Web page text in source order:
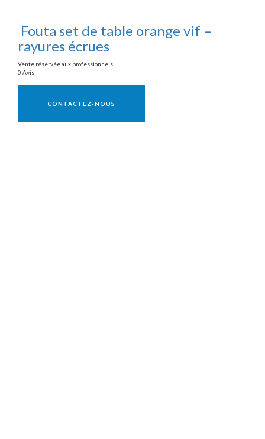
Fouta set de table orange vif –
rayures écrues
Vente réservée aux professionnels
0 Avis
CONTACTEZ-NOUS